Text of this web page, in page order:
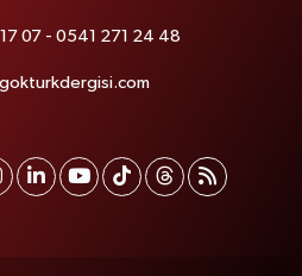
07 - 0541 271 24 48